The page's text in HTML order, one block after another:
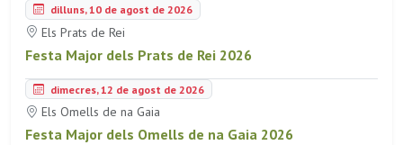
dilluns, 10 de agost de 2026
Els Prats de Rei
Festa Major dels Prats de Rei 2026
dimecres, 12 de agost de 2026
Els Omells de na Gaia
Festa Major dels Omells de na Gaia 2026